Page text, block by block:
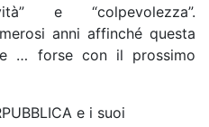
e “colpevolezza”.
anni affinché questa
… forse con il prossimo
e i suoi